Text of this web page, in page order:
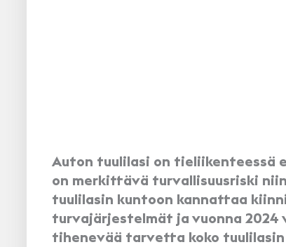
Auton tuulilasi on tieliikenteessä
on merkittävä turvallisuusriski
tuulilasin kuntoon kannattaa
turvajärjestelmät ja vuonna 2024
tihenevää tarvetta koko